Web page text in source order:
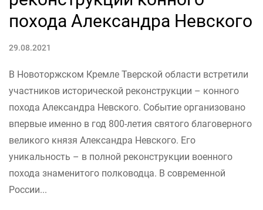
похода Александра Невского
29.08.2021
В Новоторжском Кремле Тверской области встретили
участников исторической реконструкции – конного
похода Александра Невского. Событие организовано
впервые именно в год 800-летия святого благоверного
великого князя Александра Невского. Его
уникальность – в полной реконструкции военного
похода знаменитого полководца. В современной
России...